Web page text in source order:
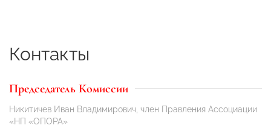
Контакты
Председатель Комиссии
Никитичев Иван Владимирович, член Правления Ассоциации
«НП «ОПОРА»